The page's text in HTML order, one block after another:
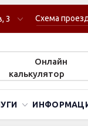
3 Схема
Онлайн
калькулятор